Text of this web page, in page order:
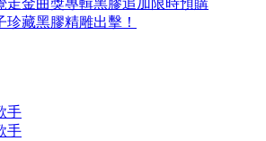
走金曲獎專輯黑膠追加限時預購
珍藏黑膠精雕出擊！
手
手